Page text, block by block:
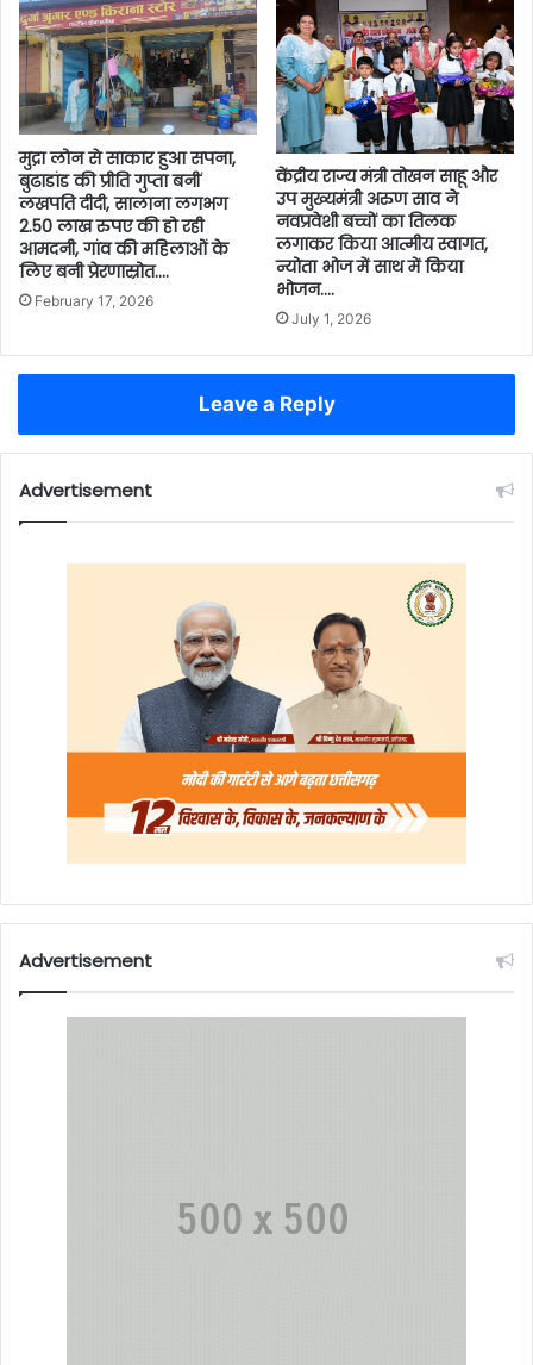
मुद्रा लोन से साकार हुआ सपना,
बुढाडांड की प्रीति गुप्ता बनीं
लखपति दीदी, सालाना लगभग
2.50 लाख रुपए की हो रही
आमदनी, गांव की महिलाओं के
लिए बनी प्रेरणास्रोत….
February 17, 2026
केंद्रीय राज्य मंत्री तोखन साहू और
उप मुख्यमंत्री अरुण साव ने
नवप्रवेशी बच्चों का तिलक
लगाकर किया आत्मीय स्वागत,
न्योता भोज में साथ में किया
भोजन….
July 1, 2026
Leave a Reply
Advertisement
Advertisement